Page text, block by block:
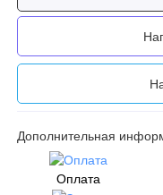
Дополнительная
Оплата